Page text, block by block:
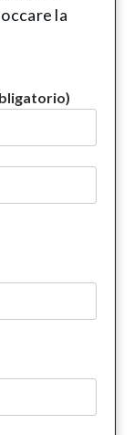
la